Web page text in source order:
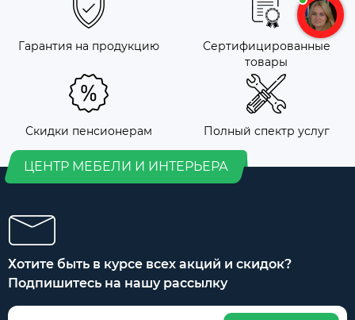
Гарантия на продукцию
Сертифицированные
товары
Скидки пенсионерам Полный спектр услуг
ЦЕНТР МЕБЕЛИ И ИНТЕРЬЕРА
Хотите быть в курсе всех акций и скидок?
Подпишитесь на нашу рассылку